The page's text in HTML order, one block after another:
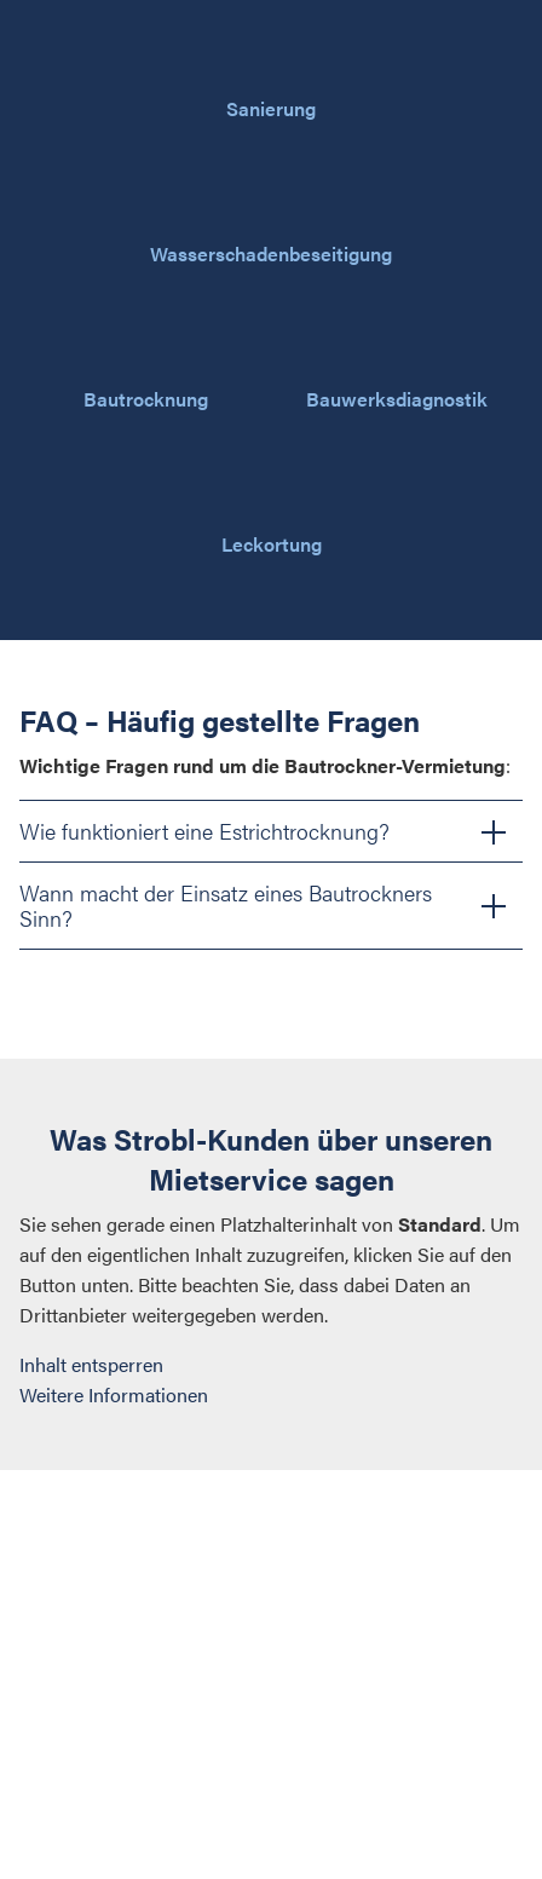
Sanierung
Wasserschadenbeseitigung
Bautrocknung Bauwerksdiagnostik
Leckortung
FAQ – Häufig gestellte Fragen
Wichtige Fragen rund um die Bautrockner-Vermietung:
Wie funktioniert eine Estrichtrocknung?
Wann macht der Einsatz eines Bautrockners
Sinn?
Was Strobl-Kunden über unseren
Mietservice sagen
Sie sehen gerade einen Platzhalterinhalt von Standard. Um
auf den eigentlichen Inhalt zuzugreifen, klicken Sie auf den
Button unten. Bitte beachten Sie, dass dabei Daten an
Drittanbieter weitergegeben werden.
Inhalt entsperren
Weitere Informationen